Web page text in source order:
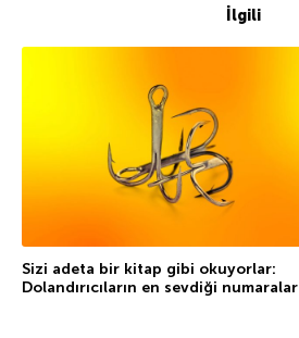
İlgili
Sizi adeta bir kitap gibi okuyorlar:
Dolandırıcıların en sevdiği numaralar